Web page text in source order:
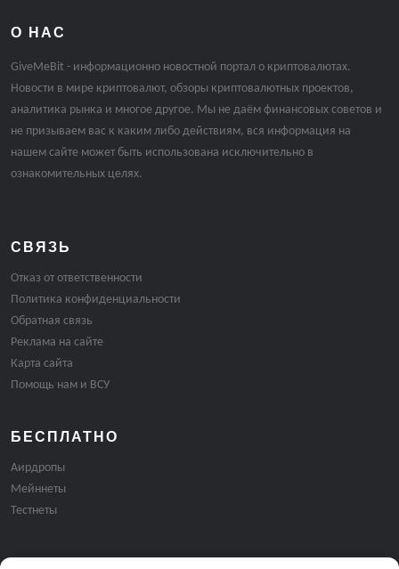
О НАС
GiveMeBit - информационно новостной портал о криптовалютах.
Новости в мире криптовалют, обзоры криптовалютных проектов,
аналитика рынка и многое другое. Мы не даём финансовых советов и
не призываем вас к каким либо действиям, вся информация на
нашем сайте может быть использована исключительно в
ознакомительных целях.
СВЯЗЬ
Отказ от ответственности
Политика конфиденциальности
Обратная связь
Реклама на сайте
Карта сайта
Помощь нам и ВСУ
БЕСПЛАТНО
Аирдропы
Мейннеты
Тестнеты